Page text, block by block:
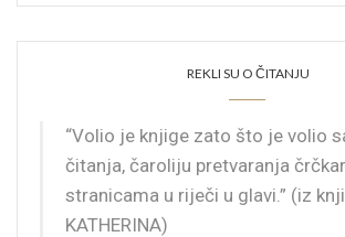
REKLI SU O ČITANJU
“Volio je knjige zato što je volio
čitanja, čaroliju pretvaranja
stranicama u riječi u glavi.” (iz
KATHERINA)